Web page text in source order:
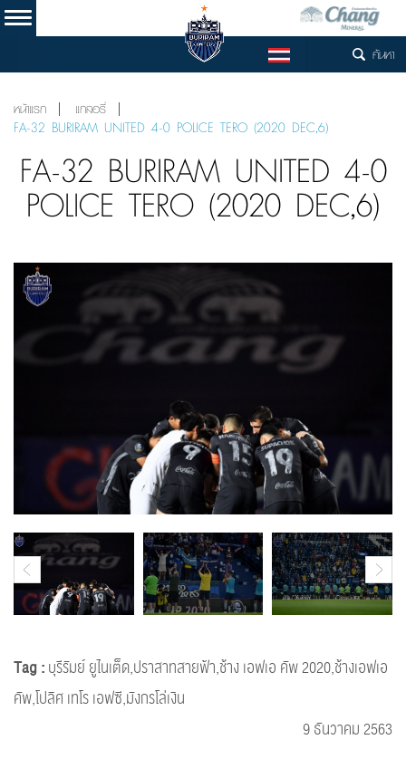
TH ค้นหา
หน้าแรก
แกลอรี่
FA-32 BURIRAM UNITED 4-0 POLICE TERO (2020 DEC,6)
FA-32 BURIRAM UNITED 4-0
POLICE TERO (2020 DEC,6)
Tag :บุรีรัมย์ ยูไนเต็ด,ปราสาทสายฟ้า,ช้าง เอฟเอ คัพ 2020,ช้างเอฟเอ
คัพ,โปลิศ เทโร เอฟซี,มังกรโล่เงิน
9 ธันวาคม 2563